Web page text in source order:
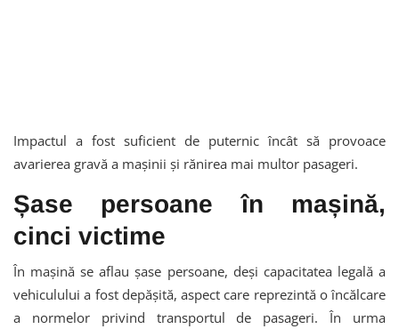
Impactul a fost suficient de puternic încât să provoace
avarierea gravă a mașinii și rănirea mai multor pasageri.
Șase persoane în mașină,
cinci victime
În mașină se aflau șase persoane, deși capacitatea legală a
vehiculului a fost depășită, aspect care reprezintă o încălcare
a normelor privind transportul de pasageri. În urma